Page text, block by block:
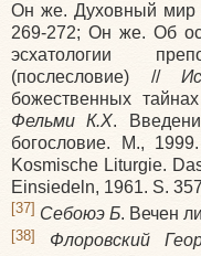
Он же. Духовный мир
269-272; Он же. Об
эсхатологии
(послесловие) //
божественных
Фельми К.Х.
богословие. М.,
Kosmische Liturgie.
Einsiedeln, 1961. S.
[37] Себоюэ Б. Вечен
[38] Флоровский